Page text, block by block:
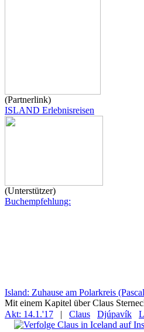
(Partnerlink)
ISLAND Erlebnisreisen
(Unterstützer)
Buchempfehlung:
Island: Zuhause am Polarkreis
Mit einem Kapitel über Claus
Akt: 14.1.'17
| Claus Djúpavík